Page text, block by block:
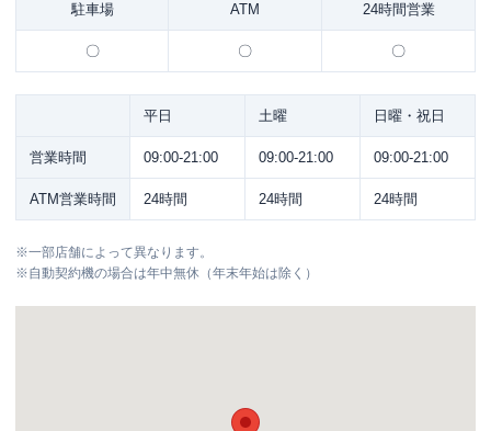
駐車場 ATM 24時間営業
〇 〇 〇
平日 土曜 日曜・祝日
営業時間 09:00-21:00 09:00-21:00 09:00-21:00
ATM営業時間 24時間 24時間 24時間
※一部店舗によって異なります。
※自動契約機の場合は年中無休（年末年始は除く）